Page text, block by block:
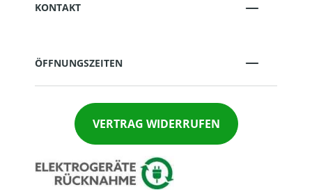
KONTAKT
ÖFFNUNGSZEITEN
VERTRAG WIDERRUFEN